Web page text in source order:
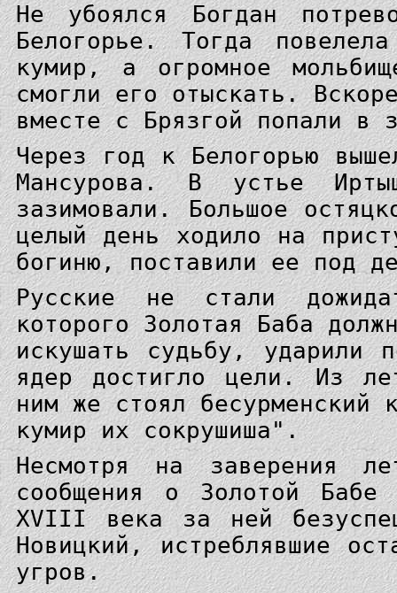
Не убоялся Богдан
Белогорье. Тогда
кумир, а огромное
смогли его отыскать.
вместе с Брязгой попали в
Через год к Белогорью
Мансурова. В устье
зазимовали. Большое
целый день ходило на
богиню, поставили ее под
Русские не стали
которого Золотая Баба
искушать судьбу, ударили
ядер достигло цели. Из
ним же стоял
кумир их сокрушиша".
Несмотря на заверения
сообщения о Золотой
XVIII века за ней
Новицкий, истреблявшие
угров.